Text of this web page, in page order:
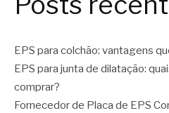
EPS para colchão: vantagens
EPS para junta de dilatação:
comprar?
Fornecedor de Placa de EPS